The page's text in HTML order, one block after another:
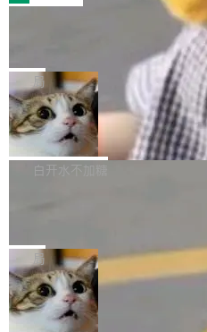
就绪要花数秒。如果未来有十...
ng。 然后，它把邮件往来和
录全贴了出来。 他发错人了 苹果
iel Gross 来自 Weil 律所，2 月
给 OpenAI 总法律顾问 Che
件，附了一封长信，要求 OpenAI
果员工带走机密信...
用，与鸿蒙电脑上的体验一致。
这是目前市面上唯一支持平板接
C版的产品，搭载“人机双写”重
你的，AI写AI的，同屏协作互不干
AI帮你干活，现在开启全新体验！
体验WorkBuddy鸿蒙PC版前，请
atePad Edge 升级至
P9 patch03及以上版本。 *升级路
FFmpeg 9.0 发布：代号“Lei”
全球知名开源多媒体框架
布了 9.0 版本。这个版本除了带
处理能力和硬件加速支持之外，还
处：FFmpeg 9.0 的代号是“Lei”
来自中国开发者雷霄骅（Lei
很多中国音视频开发者而言，这个
“启蒙老师”。 而今年，恰好是雷霄
年。FFmpeg 社区最终选择用一个
字，留下了这份纪念。 雷霄骅曾是
数字电视技术方向的博士生，长期
局
亚马逊成本失控：AI 写代码烧
万元，超预算 860%
外媒近日曝光了亚马逊的多份内
导致公司在多个项目上超支。《金
编写程序，目标是完成电商平台作
列表的数据匹配 —— 一项常规的数
务，最终却产生了 180 万美元的账
超出原定预算 860%。 更令人意
白开水不加糖
e CEO Clément Delangue 在
没有拐弯抹角。他说中国正在赢得
且按目前的速度，中国 AI 工具预
2027 年就能追上美国前沿实验室
局
当 AI agent 把源码变成了最好
统，开发者工具必须开源
五年前，David Crawshaw 问过